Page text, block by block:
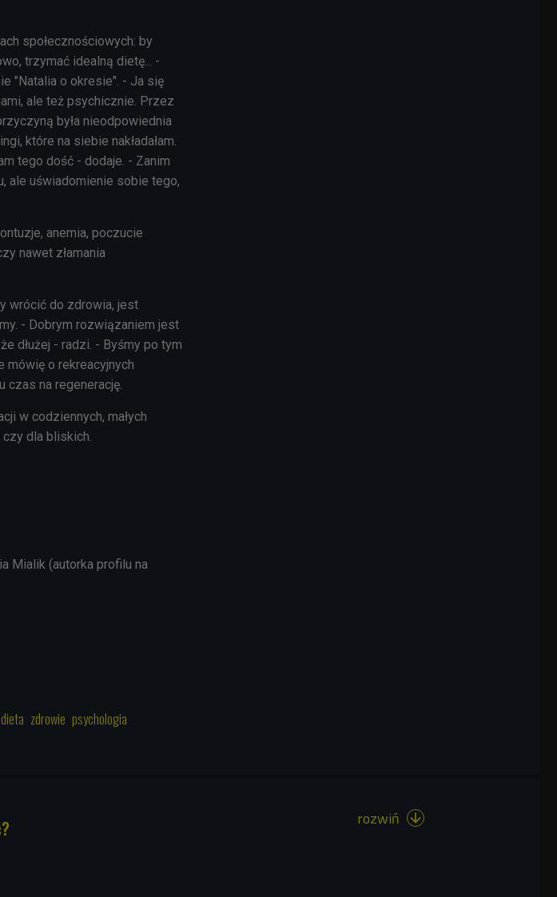
społecznościowych: by
trzymać idealną dietę... -
"Natalia o okresie". - Ja się
ale też psychicznie. Przez
była nieodpowiednia
które na siebie nakładałam.
tego dość - dodaje. - Zanim
ale uświadomienie sobie tego,
anemia, poczucie
nawet złamania
wrócić do zdrowia, jest
- Dobrym rozwiązaniem jest
dłużej - radzi. - Byśmy po tym
mówię o rekreacyjnych
czas na regenerację.
w codziennych, małych
dla bliskich.
Mialik (autorka profilu na
dieta zdrowie psychologia
rozwiń 